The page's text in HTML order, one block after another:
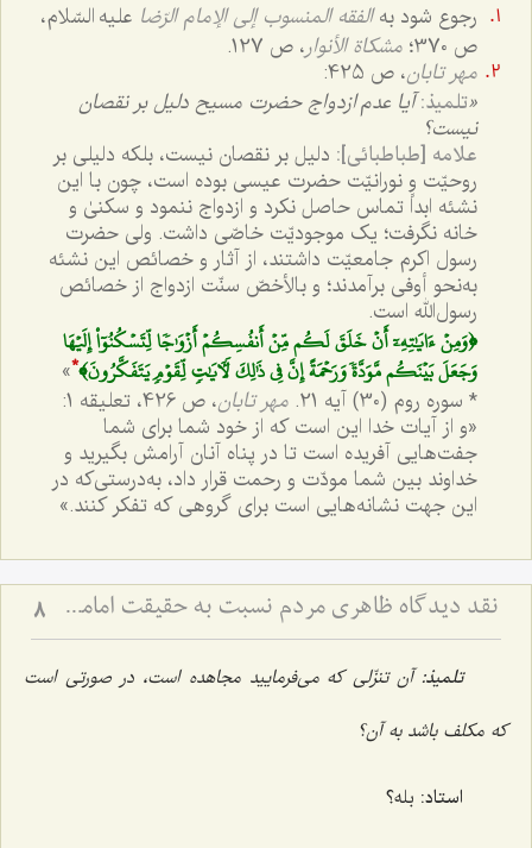
رجوع شود بهالفقه المنسوب إلی الإمام الرّضا علیه السّلام،
ص 370؛
مشکاة الأنوار، ص 127.
مهر تابان، ص 425:
«تلمیذ:آیا عدم ازدواج حضرت مسیح دلیل بر نقصان
نیست؟
علامه [طباطبائی]: دلیل بر نقصان نیست، بلکه دلیلی بر
روحیّت و نورانیّت حضرت عیسی بوده است، چون با این
نشئه ابداً تماس حاصل نکرد و ازدواج ننمود و سکنیٰ و
خانه نگرفت؛ یک موجودیّت خاصّی داشت. ولی حضرت
رسول اکرم جامعیّت داشتند، از آثار و خصائص این نشئه
به‌نحو أوفی برآمدند؛ و بالأخصّ سنّت ازدواج از خصائص
رسول‌الله است.
﴿وَمِنۡ ءَايَٰتِهِۦٓ أَنۡ خَلَقَ لَكُم مِّنۡ أَنفُسِكُمۡ أَزۡوَٰجٗا لِّتَسۡكُنُوٓاْ إِلَيۡهَا
وَجَعَلَ بَيۡنَكُم مَّوَدَّةٗ وَرَحۡمَةً إِنَّ فِي ذَٰلِكَ لَأٓيَٰتٖ لِّقَوۡمٖ يَتَفَكَّرُونَ﴾*
»
* سوره روم (30) آیه 21.
مهر تابان، ص 426، تعلیقه 1:
«و از آیات خدا این است که از خود شما برای شما
جفت‌هایی آفریده است تا در پناه آنان آرامش بگیرید و
خداوند بین شما مودّت و رحمت قرار داد، به‌درستی‌که در
این جهت نشانه‌هایی است برای گروهی که تفکر کنند.»
نقد دیدگاه ظاهری مردم نسبت به حقیقت امامت و ولایت 8
تلمیذ:آن تنزّلی که می‌فرمایید مجاهده است، در صورتی است
که مکلف باشد به آن؟
استاد: بله؟